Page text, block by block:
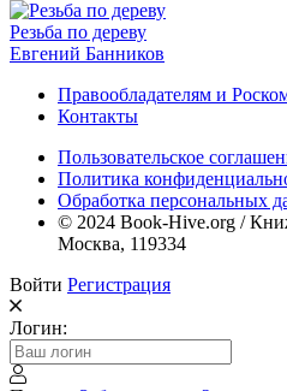
Резьба по дереву
Евгений Банников
Правообладателям и
Контакты
Пользовательское
Политика
Обработка персональных
© 2024 Book-Hive.org /
Москва, 119334
Войти Регистрация
Логин: